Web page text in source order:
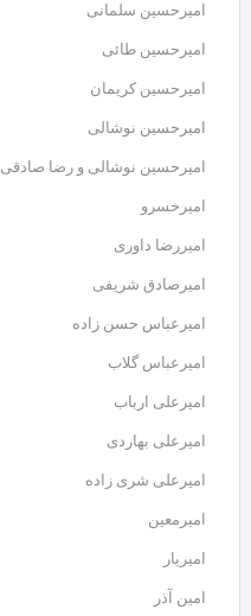
امیرحسین سلمانی
امیرحسین طائی
امیرحسین کریمان
امیرحسین نوشالی
امیرحسین نوشالی و رضا صادقی
امیرخسرو
امیررضا داوری
امیرصادق شریفی
امیرعباس حسن زاده
امیرعباس گلاب
امیرعلی ارباب
امیرعلی بهاردی
امیرعلی شری زاده
امیرمعین
امیریار
امین آذر